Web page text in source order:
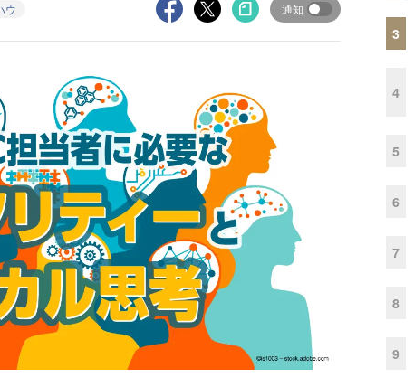
ウ 通知
3
4
5
6
7
8
9